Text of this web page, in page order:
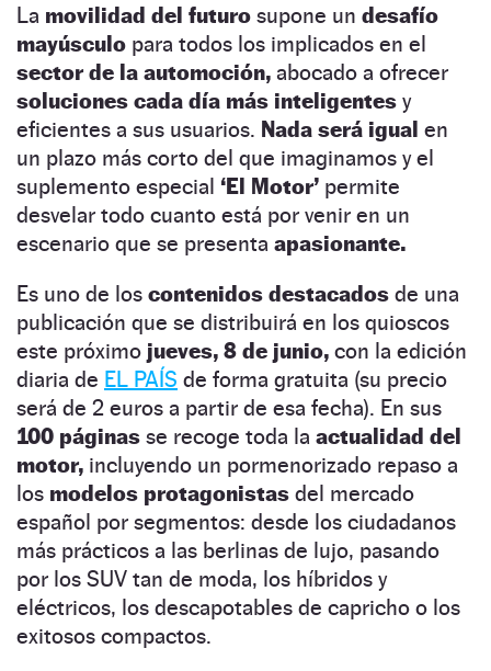
La movilidad del futuro supone un desafío
mayúsculo para todos los implicados en el
sector de la automoción, abocado a ofrecer
soluciones cada día más inteligentes y
eficientes a sus usuarios. Nada será igual en
un plazo más corto del que imaginamos y el
suplemento especial ‘El Motor’ permite
desvelar todo cuanto está por venir en un
escenario que se presenta apasionante.
Es uno de los contenidos destacados de una
publicación que se distribuirá en los quioscos
este próximo jueves, 8 de junio, con la edición
diaria de EL PAÍS de forma gratuita (su precio
será de 2 euros a partir de esa fecha). En sus
100 páginas se recoge toda la actualidad del
motor, incluyendo un pormenorizado repaso a
los modelos protagonistas del mercado
español por segmentos: desde los ciudadanos
más prácticos a las berlinas de lujo, pasando
por los SUV tan de moda, los híbridos y
eléctricos, los descapotables de capricho o los
exitosos compactos.